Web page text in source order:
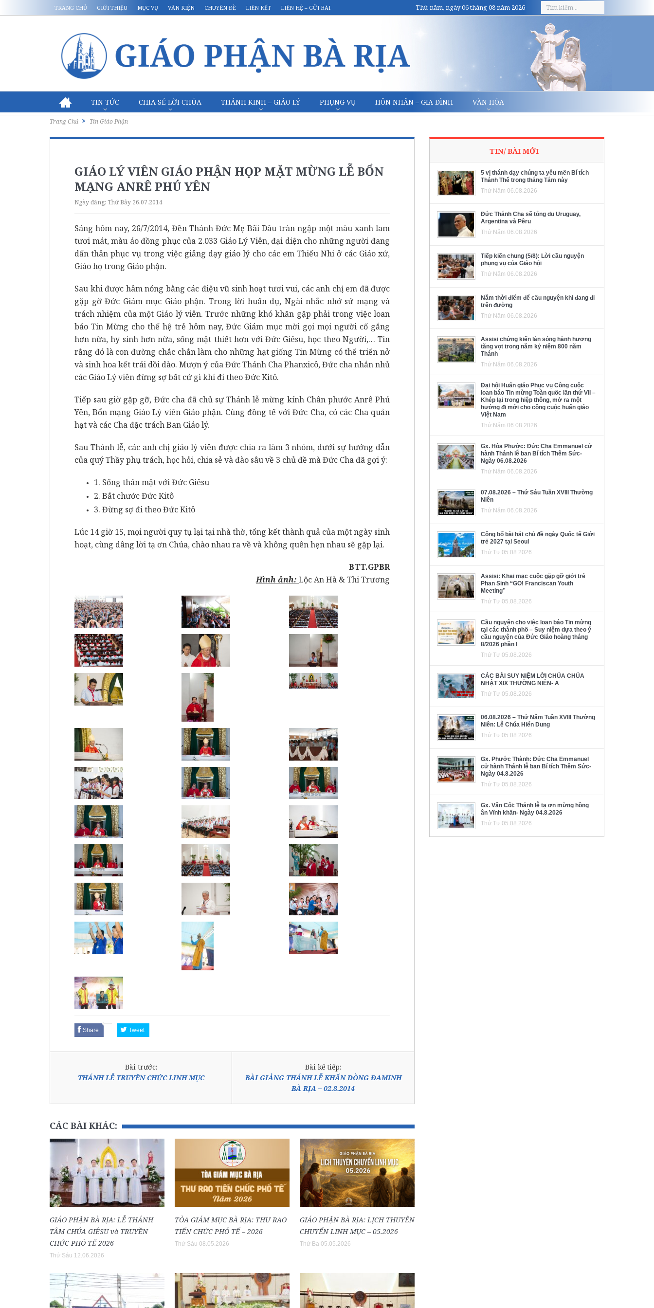
TRANG CHỦ GIỚI THIỆU MỤC VỤ VĂN KIỆN CHUYÊN ĐỀ LIÊN KẾT LIÊN HỆ – GỬI BÀI Thứ năm, ngày 06 tháng 08 năm 2026
TIN TỨC CHIA SẺ LỜI CHÚA THÁNH KINH – GIÁO LÝ PHỤNG VỤ HÔN NHÂN – GIA ĐÌNH VĂN HÓA
Trang Chủ Tin Giáo Phận
GIÁO LÝ VIÊN GIÁO PHẬN HỌP MẶT MỪNG LỄ BỔN
MẠNG ANRÊ PHÚ YÊN
Ngày đăng: Thứ Bảy 26.07.2014
Sáng hôm nay, 26/7/2014, Đền Thánh Đức Mẹ Bãi Dâu tràn ngập một màu xanh lam
tươi mát, màu áo đồng phục của 2.033 Giáo Lý Viên, đại diện cho những người đang
dấn thân phục vụ trong việc giảng dạy giáo lý cho các em Thiếu Nhi ở các Giáo xứ,
Giáo họ trong Giáo phận.
Sau khi được hâm nóng bằng các điệu vũ sinh hoạt tươi vui, các anh chị em đã được
gặp gỡ Đức Giám mục Giáo phận. Trong lời huấn dụ, Ngài nhắc nhớ sứ mạng và
trách nhiệm của một Giáo lý viên. Trước những khó khăn gặp phải trong việc loan
báo Tin Mừng cho thế hệ trẻ hôm nay, Đức Giám mục mời gọi mọi người cố gắng
hơn nữa, hy sinh hơn nữa, sống mật thiết hơn với Đức Giêsu, học theo Người,… Tin
rằng đó là con đường chắc chắn làm cho những hạt giống Tin Mừng có thể triển nở
và sinh hoa kết trái dồi dào. Mượn ý của Đức Thánh Cha Phanxicô, Đức cha nhắn nhủ
các Giáo Lý viên đừng sợ bất cứ gì khi đi theo Đức Kitô.
Tiếp sau giờ gặp gỡ, Đức cha đã chủ sự Thánh lễ mừng kính Chân phước Anrê Phú
Yên, Bổn mạng Giáo Lý viên Giáo phận. Cùng đồng tế với Đức Cha, có các Cha quản
hạt và các Cha đặc trách Ban Giáo lý.
Sau Thánh lễ, các anh chị giáo lý viên được chia ra làm 3 nhóm, dưới sự hướng dẫn
của quý Thầy phụ trách, học hỏi, chia sẻ và đào sâu về 3 chủ đề mà Đức Cha đã gợi ý:
1. Sống thân mật với Đức Giêsu
2. Bắt chước Đức Kitô
3. Đừng sợ đi theo Đức Kitô
Lúc 14 giờ 15, mọi người quy tụ lại tại nhà thờ, tổng kết thành quả của một ngày sinh
hoạt, cùng dâng lời tạ ơn Chúa, chào nhau ra về và không quên hẹn nhau sẽ gặp lại.
BTT.GPBR
Hình ảnh: Lộc An Hà & Thi Trương
Share Tweet
Bài trước:
THÁNH LỄ TRUYỀN CHỨC LINH MỤC
Bài kế tiếp:
BÀI GIẢNG THÁNH LỄ KHẤN DÒNG ĐAMINH
BÀ RỊA – 02.8.2014
CÁC BÀI KHÁC:
GIÁO PHẬN BÀ RỊA: LỄ THÁNH
TÂM CHÚA GIÊSU và TRUYỀN
CHỨC PHÓ TẾ 2026
Thứ Sáu 12.06.2026
TÒA GIÁM MỤC BÀ RỊA: THƯ RAO
TIẾN CHỨC PHÓ TẾ – 2026
Thứ Sáu 08.05.2026
GIÁO PHẬN BÀ RỊA: LỊCH THUYÊN
CHUYỂN LINH MỤC – 05.2026
Thứ Ba 05.05.2026
TIN/ BÀI MỚI
5 vị thánh dạy chúng ta yêu mến Bí tích
Thánh Thể trong tháng Tám này
Thứ Năm 06.08.2026
Đức Thánh Cha sẽ tông du Uruguay,
Argentina và Pêru
Thứ Năm 06.08.2026
Tiếp kiến chung (5/8): Lời cầu nguyện
phụng vụ của Giáo hội
Thứ Năm 06.08.2026
Năm thời điểm để cầu nguyện khi đang đi
trên đường
Thứ Năm 06.08.2026
Assisi chứng kiến làn sóng hành hương
tăng vọt trong năm kỷ niệm 800 năm
Thánh
Thứ Năm 06.08.2026
Đại hội Huấn giáo Phục vụ Công cuộc
loan báo Tin mừng Toàn quốc lần thứ VII –
Khép lại trong hiệp thông, mở ra một
hướng đi mới cho công cuộc huấn giáo
Việt Nam
Thứ Năm 06.08.2026
Gx. Hòa Phước: Đức Cha Emmanuel cử
hành Thánh lễ ban Bí tích Thêm Sức-
Ngày 06.08.2026
Thứ Năm 06.08.2026
07.08.2026 – Thứ Sáu Tuần XVIII Thường
Niên
Thứ Năm 06.08.2026
Công bố bài hát chủ đề ngày Quốc tế Giới
trẻ 2027 tại Seoul
Thứ Tư 05.08.2026
Assisi: Khai mạc cuộc gặp gỡ giới trẻ
Phan Sinh “GO! Franciscan Youth
Meeting”
Thứ Tư 05.08.2026
Cầu nguyện cho việc loan báo Tin mừng
tại các thành phố – Suy niệm dựa theo ý
cầu nguyện của Đức Giáo hoàng tháng
8/2026 phần I
Thứ Tư 05.08.2026
CÁC BÀI SUY NIỆM LỜI CHÚA CHÚA
NHẬT XIX THƯỜNG NIÊN- A
Thứ Tư 05.08.2026
06.08.2026 – Thứ Năm Tuần XVIII Thường
Niên: Lễ Chúa Hiển Dung
Thứ Tư 05.08.2026
Gx. Phước Thành: Đức Cha Emmanuel
cử hành Thánh lễ ban Bí tích Thêm Sức-
Ngày 04.8.2026
Thứ Tư 05.08.2026
Gx. Văn Côi: Thánh lễ tạ ơn mừng hồng
ân Vĩnh khấn- Ngày 04.8.2026
Thứ Tư 05.08.2026